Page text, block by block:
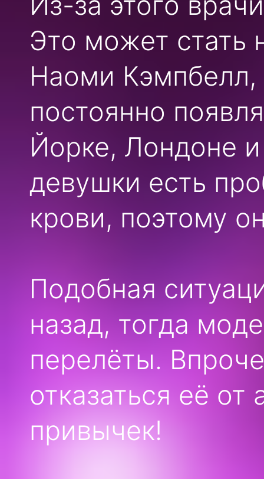
Это может стать
Наоми Кэмпбелл,
постоянно
Йорке, Лондоне
девушки есть
крови, поэтому
Подобная
назад, тогда
перелёты.
отказаться её
привычек!